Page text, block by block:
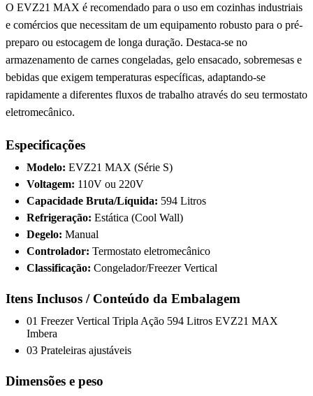
O EVZ21 MAX é recomendado para o uso em cozinhas industriais
e comércios que necessitam de um equipamento robusto para o pré-
preparo ou estocagem de longa duração. Destaca-se no
armazenamento de carnes congeladas, gelo ensacado, sobremesas e
bebidas que exigem temperaturas específicas, adaptando-se
rapidamente a diferentes fluxos de trabalho através do seu termostato
eletromecânico.
Especificações
Modelo: EVZ21 MAX (Série S)
Voltagem: 110V ou 220V
Capacidade Bruta/Líquida: 594 Litros
Refrigeração: Estática (Cool Wall)
Degelo: Manual
Controlador: Termostato eletromecânico
Classificação: Congelador/Freezer Vertical
Itens Inclusos / Conteúdo da Embalagem
01 Freezer Vertical Tripla Ação 594 Litros EVZ21 MAX
Imbera
03 Prateleiras ajustáveis
Dimensões e peso